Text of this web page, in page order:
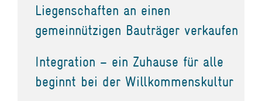
Liegenschaften an einen
gemeinnützigen Bauträger verkaufen
Integration – ein Zuhause für alle
beginnt bei der Willkommenskultur